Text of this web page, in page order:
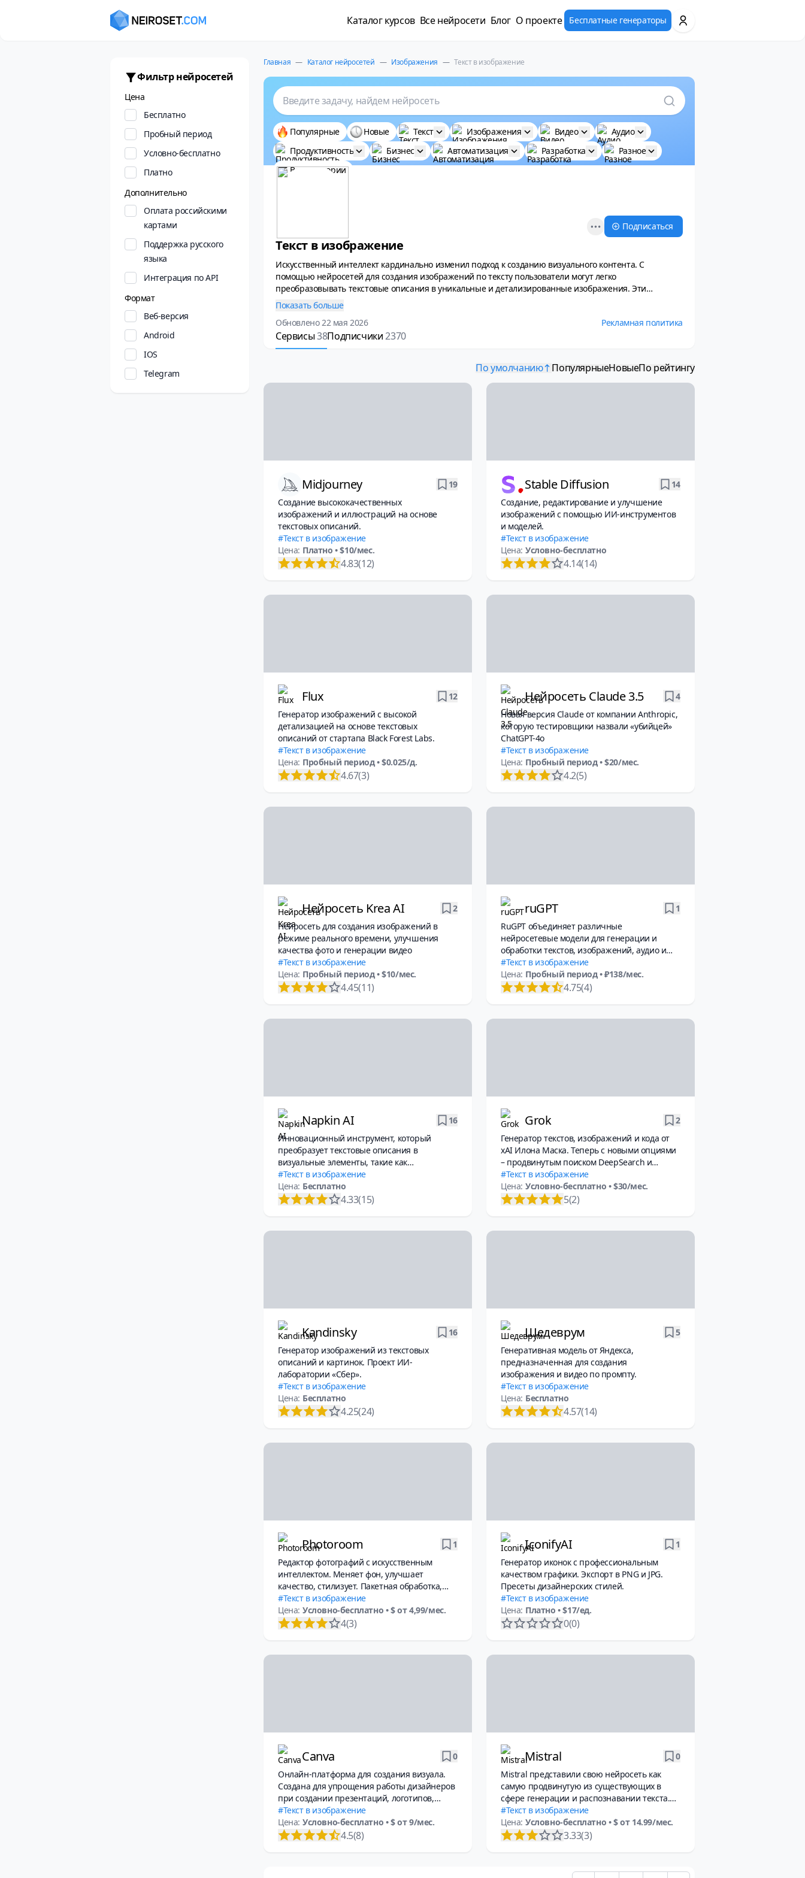
Каталог курсов Все нейросети Блог О проекте Бесплатные генераторы
Фильтр нейросетей
Цена
Бесплатно
Пробный период
Условно-бесплатно
Платно
Дополнительно
Оплата российскими
картами
Поддержка русского
языка
Интеграция по API
Формат
Веб-версия
Android
IOS
Telegram
Главная — Каталог нейросетей — Изображения — Текст в изображение
Введите задачу, найдем нейросеть
Популярные Новые Текст Изображения Видео
Аудио
Продуктивность
Бизнес Автоматизация Разработка
Разное
Все категории
Open options
Подписаться
Текст в изображение
Искусственный интеллект кардинально изменил подход к созданию визуального контента. С
помощью нейросетей для создания изображений по тексту пользователи могут легко
преобразовывать текстовые описания в уникальные и детализированные изображения. Эти
технологии применяются в самых разных сферах: от рекламы и дизайна до научных визуализаций и
развлекательных приложений. Множество сервисов позволяют создавать иллюстрации, анимации и
даже художественные работы, используя генерацию изображений нейросетью. Такие решения
экономят время и ресурсы, предоставляя креативные возможности для художников и дизайнеров. В
этом разделе собраны лучшие сервисы на основе нейросетей для создания изображений по тексту.
Показать больше
Обновлено 22 мая 2026
Рекламная политика
Сервисы38Подписчики 2370
По умолчанию ПопулярныеНовыеПо рейтингу
Midjourney
19
Создание высококачественных
изображений и иллюстраций на основе
текстовых описаний.
Текст в изображение
Цена: Платно• $10/мес.
4.83(12)
Stable Diffusion
14
Создание, редактирование и улучшение
изображений с помощью ИИ-инструментов
и моделей.
Текст в изображение
Цена: Условно-бесплатно
4.14(14)
Flux
12
Генератор изображений с высокой
детализацией на основе текстовых
описаний от стартапа Black Forest Labs.
Текст в изображение
Цена: Пробный период• $0.025/д.
4.67(3)
Нейросеть Claude 3.5
4
Новая версия Claude от компании Anthropic,
которую тестировщики назвали «убийцей»
ChatGPT-4o
Текст в изображение
Цена: Пробный период• $20/мес.
4.2(5)
Нейросеть Krea AI
2
Нейросеть для создания изображений в
режиме реального времени, улучшения
качества фото и генерации видео
Текст в изображение
Цена: Пробный период• $10/мес.
4.45(11)
ruGPT
1
RuGPT объединяет различные
нейросетевые модели для генерации и
обработки текстов, изображений, аудио и
видео, доступен без VPN.
Текст в изображение
Цена: Пробный период• ₽138/мес.
4.75(4)
Napkin AI
16
Инновационный инструмент, который
преобразует текстовые описания в
визуальные элементы, такие как
инфографика, диаграммы и блок-схемы,
облегчая процесс передачи идей и улучшая
восприятие информации.
Текст в изображение
Цена: Бесплатно
4.33(15)
Grok
2
Генератор текстов, изображений и кода от
xAI Илона Маска. Теперь с новыми опциями
– продвинутым поиском DeepSearch и
режимом размышления Think.
Текст в изображение
Цена: Условно-бесплатно • $30/мес.
5(2)
Kandinsky
16
Генератор изображений из текстовых
описаний и картинок. Проект ИИ-
лаборатории «Сбер».
Текст в изображение
Цена: Бесплатно
4.25(24)
Шедеврум
5
Генеративная модель от Яндекса,
предназначенная для создания
изображения и видео по промпту.
Текст в изображение
Цена: Бесплатно
4.57(14)
Photoroom
1
Редактор фотографий с искусственным
интеллектом. Меняет фон, улучшает
качество, стилизует. Пакетная обработка,
командный режим.
Текст в изображение
Цена: Условно-бесплатно • $ от 4,99/мес.
4(3)
IconifyAI
1
Генератор иконок с профессиональным
качеством графики. Экспорт в PNG и JPG.
Пресеты дизайнерских стилей.
Текст в изображение
Цена: Платно• $17/ед.
0(0)
Canva
0
Онлайн-платформа для создания визуала.
Создана для упрощения работы дизайнеров
при создании презентаций, логотипов,
сайтов, буклетов, видео и т.д.
Текст в изображение
Цена: Условно-бесплатно • $ от 9/мес.
4.5(8)
Mistral
0
Mistral представили свою нейросеть как
самую продвинутую из существующих в
сфере генерации и распознавании текста.
Мистраль работает одинаково хорошо с
текстом, изображениями и таблицами.
Текст в изображение
Цена: Условно-бесплатно • $ от 14.99/мес.
3.33(3)